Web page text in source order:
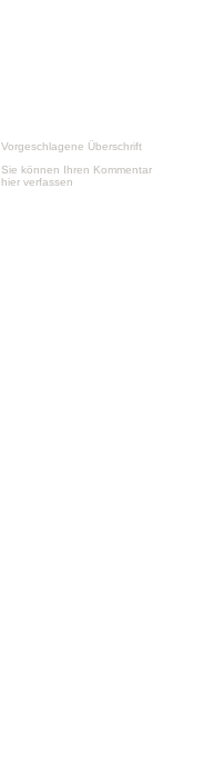
Vorgeschlagene Überschrift
Sie können Ihren Kommentar
hier verfassen